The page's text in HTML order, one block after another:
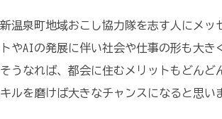
温泉町地域おこし協力隊を志す人にメッ
やAIの発展に伴い社会や仕事の形も大き
うなれば、都会に住むメリットもどん
ルを磨けば大きなチャンスになると思い